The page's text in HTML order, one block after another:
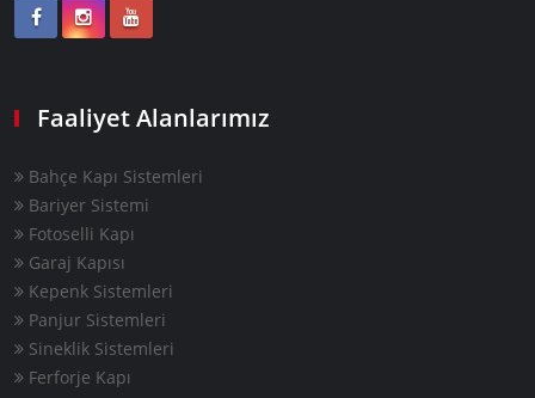
Faaliyet Alanlarımız
Bahçe Kapı Sistemleri
Bariyer Sistemi
Fotoselli Kapı
Garaj Kapısı
Kepenk Sistemleri
Panjur Sistemleri
Sineklik Sistemleri
Ferforje Kapı